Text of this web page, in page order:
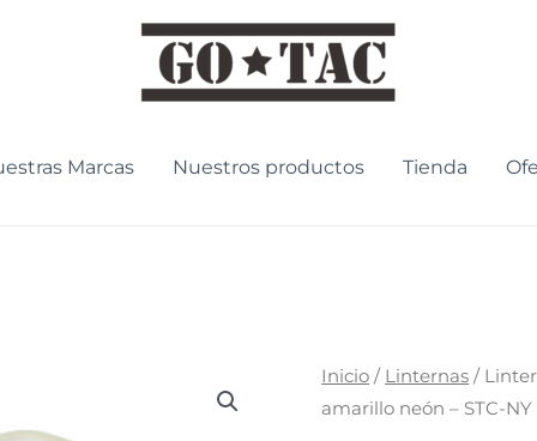
Marcas Nuestros productos Tienda
Inicio / Linternas /
amarillo neón – STC-NY